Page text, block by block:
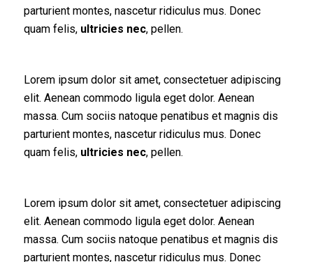
parturient montes, nascetur ridiculus mus. Donec
quam felis, ultricies nec, pellen.
Lorem ipsum dolor sit amet, consectetuer adipiscing
elit. Aenean commodo ligula eget dolor. Aenean
massa. Cum sociis natoque penatibus et magnis dis
parturient montes, nascetur ridiculus mus. Donec
quam felis, ultricies nec, pellen.
Lorem ipsum dolor sit amet, consectetuer adipiscing
elit. Aenean commodo ligula eget dolor. Aenean
massa. Cum sociis natoque penatibus et magnis dis
parturient montes, nascetur ridiculus mus. Donec